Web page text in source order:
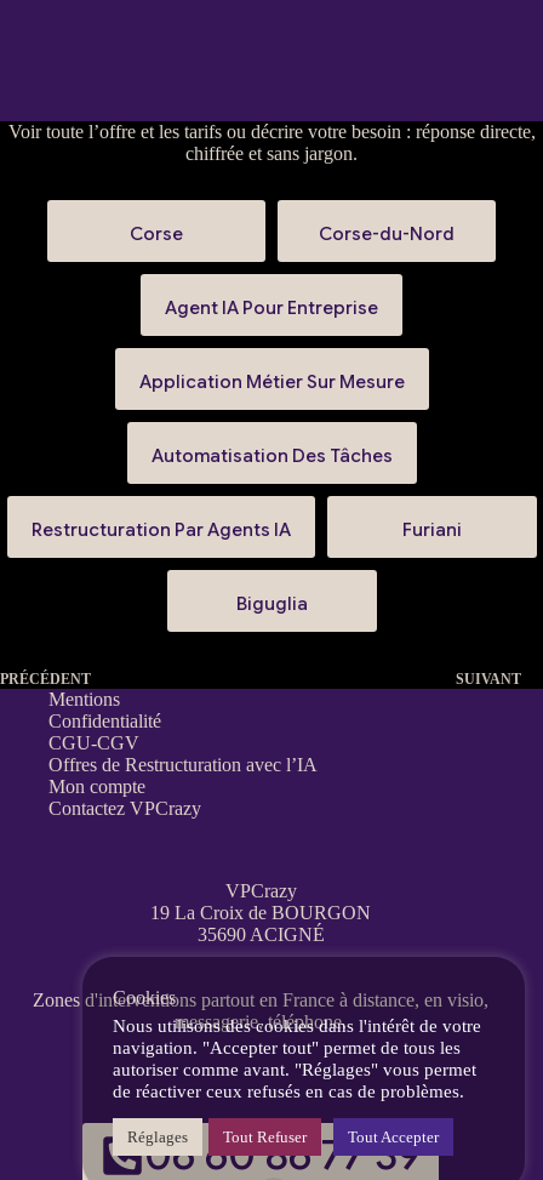
Voirtoute l’offre et les tarifsou décrire votre besoin : réponse directe,
chiffrée et sans jargon.
Corse Corse-du-Nord
Agent IA Pour Entreprise
Application Métier Sur Mesure
Automatisation Des Tâches
Restructuration Par Agents IA Furiani
Biguglia
PRÉCÉDENT SUIVANT
Mentions
Confidentialité
CGU-CGV
Offres de Restructuration avec l’IA
Mon compte
Contactez VPCrazy
VPCrazy
19 La Croix de BOURGON
35690 ACIGNÉ
Zones d'interventions partout en France à distance, en visio,
messagerie, téléphone.
06 60 86 77 39
Cookies
Nous utilisons des cookies dans l'intérêt de votre
navigation. "Accepter tout" permet de tous les
autoriser comme avant. "Réglages" vous permet
de réactiver ceux refusés en cas de problèmes.
Réglages Tout Refuser Tout Accepter